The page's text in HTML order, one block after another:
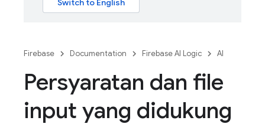
Firebase Documentation Firebase AI Logic AI
Persyaratan dan file
input yang didukung